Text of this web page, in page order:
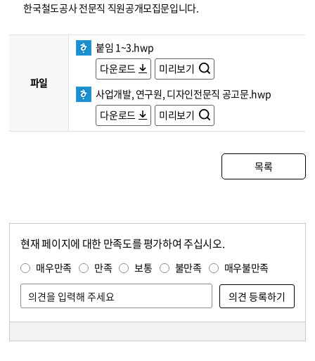
한국철도공사 전문직 직원공개모집문입니다.
파일
붙임 1~3.hwp
다운로드
미리보기
사업개발, 연구원, 디자인전문직 공고문.hwp
다운로드
미리보기
목록
현재 페이지에 대한 만족도를 평가하여 주십시오.
매우만족 만족 보통 불만족 매우불만족